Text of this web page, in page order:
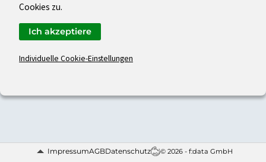
ImpressumAGBDatenschutz © 2026 - f:data GmbH
Cookies zu.
Individuelle Cookie-Einstellungen
Ich akzeptiere